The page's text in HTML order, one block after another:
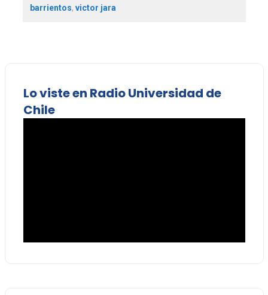
barrientos, victor jara
Lo viste en Radio Universidad de
Chile